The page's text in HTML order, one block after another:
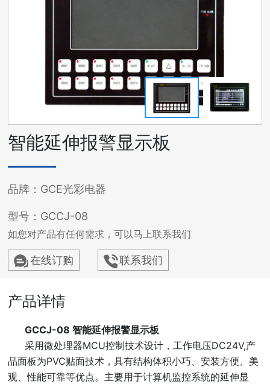
智能延伸报警显示板
品牌：GCE光彩电器
型号：GCCJ-08
如您对产品有任何需求，可以马上联系我们
在线订购 联系我们
产品详情
GCCJ-08 智能延伸报警显示板
采用微处理器MCU控制技术设计，工作电压DC24V,产
品面板为PVC贴面技术，具有结构体积小巧、安装方便、美
观、性能可靠等优点。主要用于计算机监控系统的延伸显